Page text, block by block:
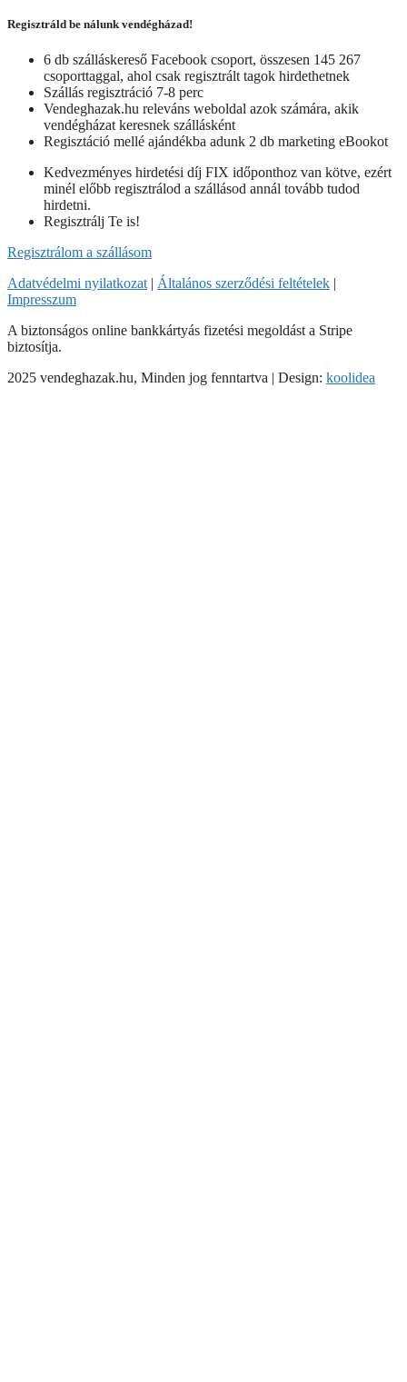
Regisztráld be nálunk vendégházad!
6 db szálláskereső Facebook csoport, összesen 145 267
csoporttaggal, ahol csak regisztrált tagok hirdethetnek
Szállás regisztráció 7-8 perc
Vendeghazak.hu releváns weboldal azok számára, akik
vendégházat keresnek szállásként
Regisztáció mellé ajándékba adunk 2 db marketing eBookot
Kedvezményes hirdetési díj FIX időponthoz van kötve, ezért
minél előbb regisztrálod a szállásod annál tovább tudod
hirdetni.
Regisztrálj Te is!
Regisztrálom a szállásom
Adatvédelmi nyilatkozat | Általános szerződési feltételek |
Impresszum
A biztonságos online bankkártyás fizetési megoldást a Stripe
biztosítja.
2025 vendeghazak.hu, Minden jog fenntartva | Design: koolidea